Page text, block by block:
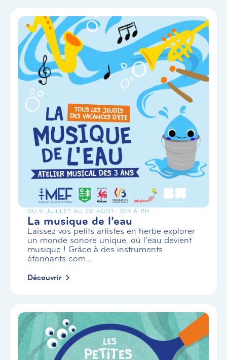
DU 9 JUILLET AU 20 AOÛT- 10H À 11H
La musique de l’eau
Laissez vos petits artistes en herbe explorer
un monde sonore unique, où l’eau devient
musique ! Grâce à des instruments
étonnants com...
Découvrir